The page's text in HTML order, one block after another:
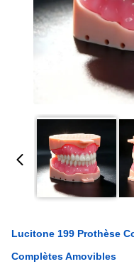
Lucitone 199 Prothèse
Complètes Amovibles